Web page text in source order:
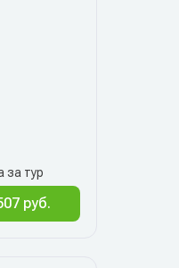
за тур
руб.